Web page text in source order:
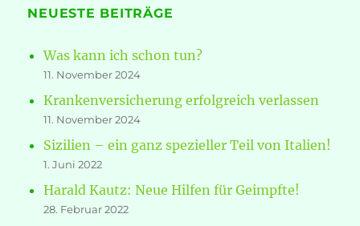
NEUESTE BEITRÄGE
Was kann ich schon tun?
11. November 2024
Krankenversicherung erfolgreich verlassen
11. November 2024
Sizilien – ein ganz spezieller Teil von Italien!
1. Juni 2022
Harald Kautz: Neue Hilfen für Geimpfte!
28. Februar 2022